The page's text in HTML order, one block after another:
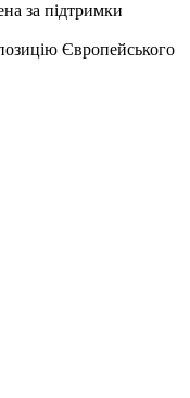
за підтримки
позицію Європейського